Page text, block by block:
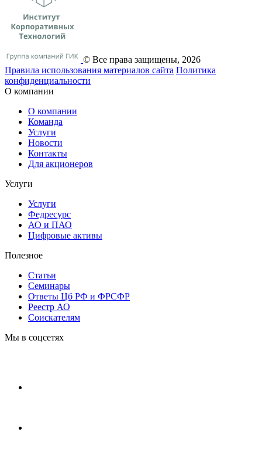
© Все права защищены, 2026
Правила использования материалов сайта Политика
конфиденциальности
О компании
О компании
Команда
Услуги
Новости
Контакты
Для акционеров
Услуги
Услуги
Федресурс
АО и ПАО
Цифровые активы
Полезное
Статьи
Cеминары
Ответы Цб РФ и ФРСФР
Реестр АО
Соискателям
Мы в соцсетях